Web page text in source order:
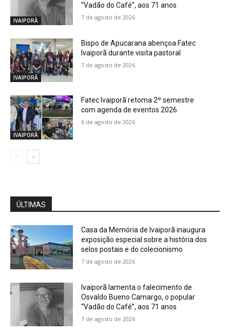
IVAIPORÃ
“Vadão do Café”, aos 71 anos
7 de agosto de 2026
IVAIPORÃ
Bispo de Apucarana abençoa Fatec
Ivaiporã durante visita pastoral
7 de agosto de 2026
IVAIPORÃ
Fatec Ivaiporã retoma 2º semestre
com agenda de eventos 2026
6 de agosto de 2026
ÚLTIMAS
Casa da Memória de Ivaiporã inaugura
exposição especial sobre a história dos
selos postais e do colecionismo
7 de agosto de 2026
Ivaiporã lamenta o falecimento de
Osvaldo Bueno Camargo, o popular
“Vadão do Café”, aos 71 anos
7 de agosto de 2026